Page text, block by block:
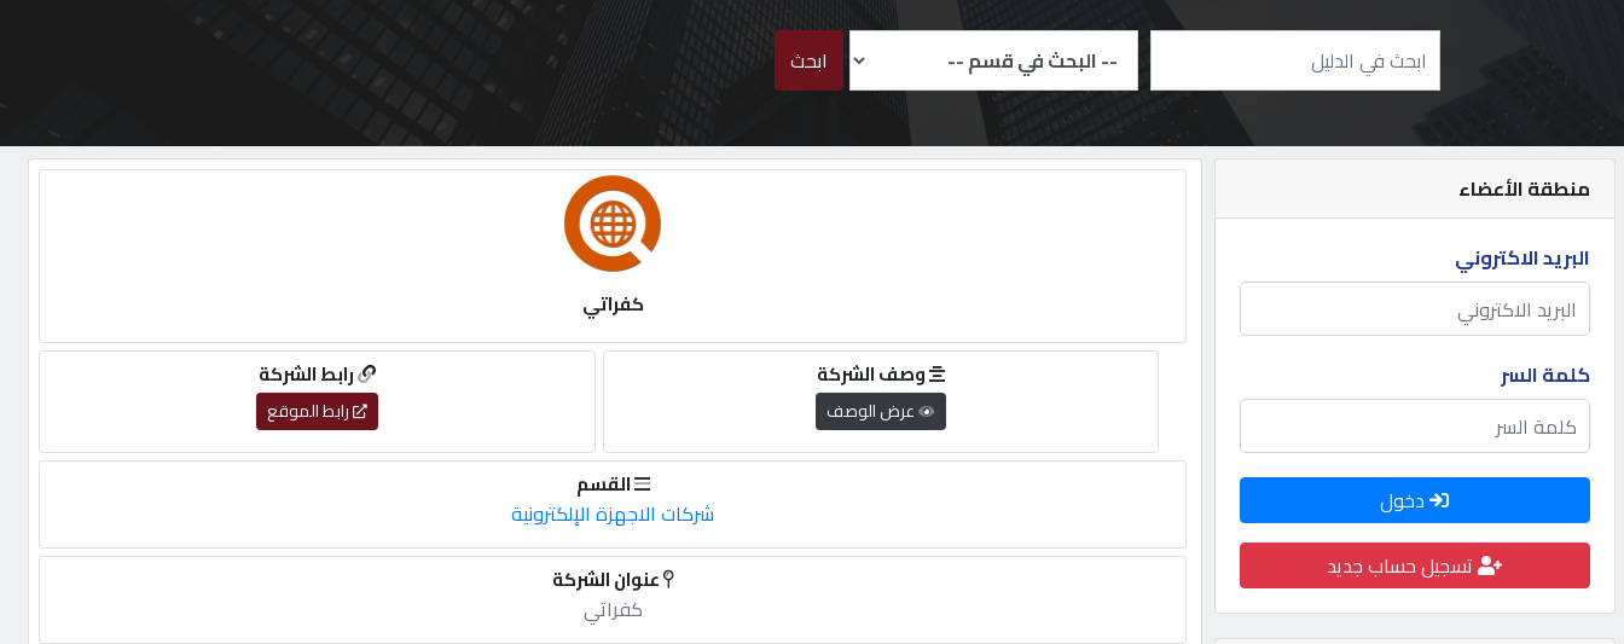
اعلانك
مطلوب
طلب
الاحصائيات
الأقسام
شركات
مميزة
ابحث
منطقة الأعضاء
البريد الاكتروني
كلمة السر
دخول
تسجيل حساب جديد
كفراتي
رابط الشركة
رابط الموقع
وصف الشركة
عرض الوصف
القسم
شركات الاجهزة الإلكترونية
عنوان الشركة
كفراتي